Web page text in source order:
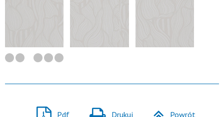
Pdf Drukuj Powrót